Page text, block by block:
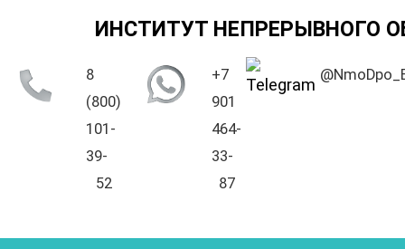
ИНСТИТУТ НЕПРЕРЫВНОГО
8
(800)
101-
39-
52
+7
901
464-
33-
87